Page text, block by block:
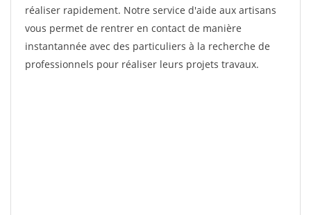
réaliser rapidement. Notre service d'aide aux artisans
vous permet de rentrer en contact de manière
instantannée avec des particuliers à la recherche de
professionnels pour réaliser leurs projets travaux.